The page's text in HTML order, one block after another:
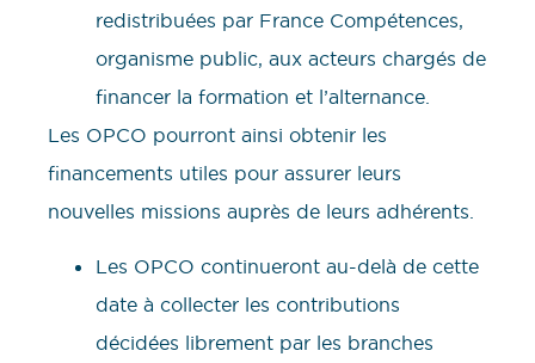
redistribuées par France Compétences,
organisme public, aux acteurs chargés de
financer la formation et l’alternance.
Les OPCO pourront ainsi obtenir les
financements utiles pour assurer leurs
nouvelles missions auprès de leurs adhérents.
Les OPCO continueront au-delà de cette
date à collecter les contributions
décidées librement par les branches